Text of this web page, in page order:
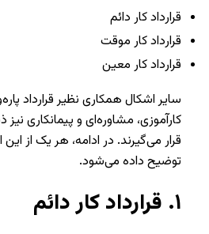
قرارداد کار دائم
قرارداد کار موقت
قرارداد کار معین
سایر اشکال همکاری نظیر قرارداد
کارآموزی، مشاوره‌ای و پیمانکاری
قرار می‌گیرند. در ادامه، هر یک از این
توضیح داده می‌شود.
۱. قرارداد کار دائم